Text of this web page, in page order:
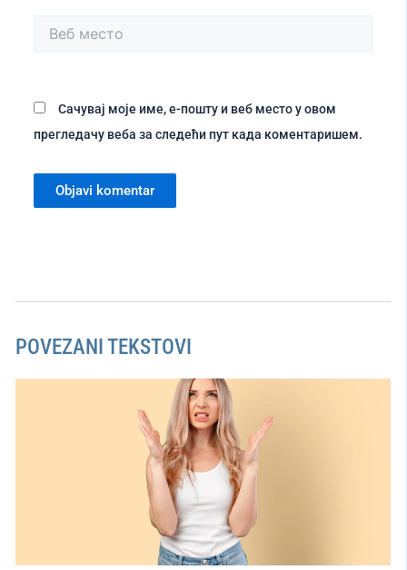
Веб
место
Сачувај моје име, е-пошту и веб место у овом
прегледачу веба за следећи пут када коментаришем.
POVEZANI TEKSTOVI